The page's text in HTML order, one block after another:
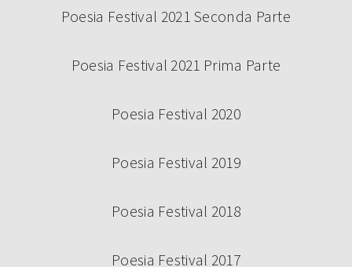
Poesia Festival 2021 Seconda Parte
Poesia Festival 2021 Prima Parte
Poesia Festival 2020
Poesia Festival 2019
Poesia Festival 2018
Poesia Festival 2017